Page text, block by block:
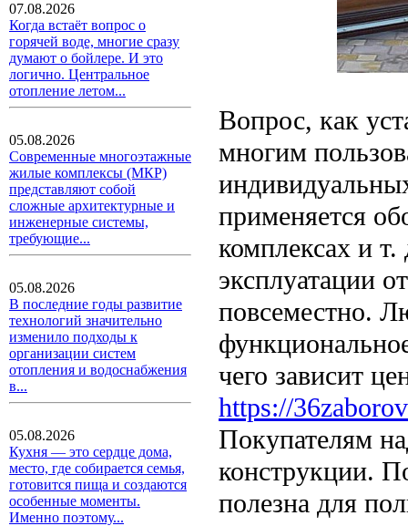
07.08.2026
Когда встаёт вопрос о
горячей воде, многие сразу
думают о бойлере. И это
логично. Центральное
отопление летом...
05.08.2026
Современные многоэтажные
жилые комплексы (МКР)
представляют собой
сложные архитектурные и
инженерные системы,
требующие...
05.08.2026
В последние годы развитие
технологий значительно
изменило подходы к
организации систем
отопления и водоснабжения
в...
05.08.2026
Кухня — это сердце дома,
место, где собирается семья,
готовится пища и создаются
особенные моменты.
Именно поэтому...
Вопрос, как
многим
применяется
комплексах и
эксплуатации
повсеместно.
чего зависит
https://
Покупателям
конструкции.
полезна для